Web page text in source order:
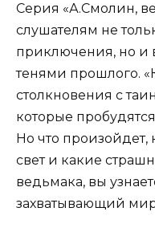
Серия «А.Смолин,
слушателям не
приключения, но и
тенями прошлого.
столкновения с
которые
Но что произойдет,
свет и какие
ведьмака, вы
захватывающий